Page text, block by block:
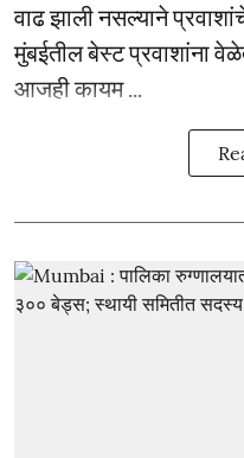
वाढ झाली नसल्याने
मुंबईतील बेस्ट प्रवाशांना
आजही कायम ...